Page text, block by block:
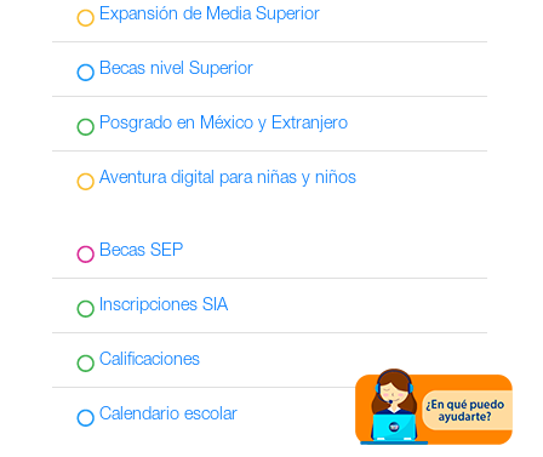
Expansión de Media Superior
Becas nivel Superior
Posgrado en México y Extranjero
Aventura digital para niñas y niños
Becas SEP
Inscripciones SIA
Calificaciones
Calendario escolar